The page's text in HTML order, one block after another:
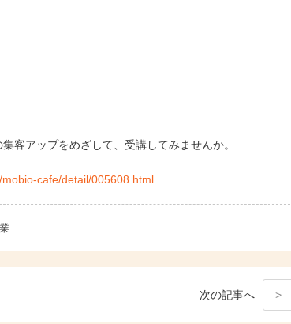
客アップをめざして、受講してみませんか。
cafe/detail/005608.html
次の記事へ >